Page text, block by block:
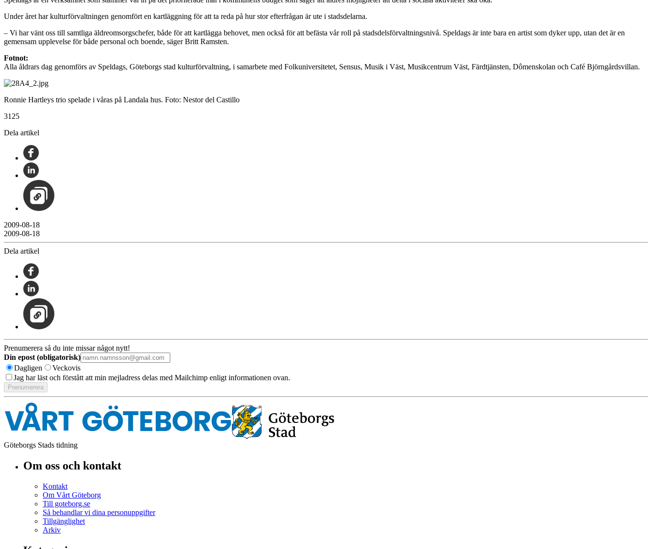
Under året har kulturförvaltningen genomfört en kartläggning för att ta reda på hur stor efterfrågan är ute i stadsdelarna.
– Vi har vänt oss till samtliga äldreomsorgschefer, både för att kartlägga behovet, men också för att befästa vår roll på stadsdelsförvaltningsnivå. Speldags är inte bara en artist som dyker upp, utan det är en
gemensam upplevelse för både personal och boende, säger Britt Ramsten.
Fotnot:
Alla åldrars dag genomförs av Speldags, Göteborgs stad kulturförvaltning, i samarbete med Folkuniversitetet, Sensus, Musik i Väst, Musikcentrum Väst, Färdtjänsten, Dômenskolan och Café Björngårdsvillan.
Ronnie Hartleys trio spelade i våras på Landala hus. Foto: Nestor del Castillo
3125
Dela artikel
2009-08-18
2009-08-18
Dela artikel
Prenumerera så du inte missar något nytt!
Din epost (obligatorisk)
Dagligen
Veckovis
Jag har läst och förstått att min mejladress delas med Mailchimp enligt informationen ovan.
Göteborgs Stads tidning
Om oss och kontakt
Kontakt
Om Vårt Göteborg
Till goteborg.se
Så behandlar vi dina personuppgifter
Tillgänglighet
Arkiv